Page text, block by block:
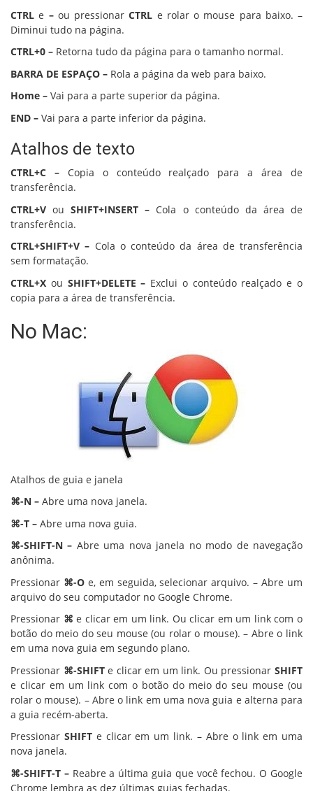
CTRL e –ou pressionarCTRL e rolar o mouse para baixo. –
Diminui tudo na página.
CTRL+0 – Retorna tudo da página para o tamanho normal.
BARRA DE ESPAÇO – Rola a página da web para baixo.
Home – Vai para a parte superior da página.
END – Vai para a parte inferior da página.
Atalhos de texto
CTRL+C – Copia o conteúdo realçado para a área de
transferência.
CTRL+V ouSHIFT+INSERT – Cola o conteúdo da área de
transferência.
CTRL+SHIFT+V – Cola o conteúdo da área de transferência
sem formatação.
CTRL+X ou SHIFT+DELETE – Exclui o conteúdo realçado e o
copia para a área de transferência.
No Mac:
Atalhos de guia e janela
⌘-N – Abre uma nova janela.
⌘-T – Abre uma nova guia.
⌘-SHIFT-N – Abre uma nova janela no modo de navegação
anônima.
Pressionar ⌘-Oe, em seguida, selecionar arquivo. – Abre um
arquivo do seu computador no Google Chrome.
Pressionar ⌘ e clicar em um link. Ou clicar em um link com o
botão do meio do seu mouse (ou rolar o mouse). – Abre o link
em uma nova guia em segundo plano.
Pressionar ⌘-SHIFTe clicar em um link. Ou pressionarSHIFT
e clicar em um link com o botão do meio do seu mouse (ou
rolar o mouse). – Abre o link em uma nova guia e alterna para
a guia recém-aberta.
Pressionar SHIFTe clicar em um link. – Abre o link em uma
nova janela.
⌘-SHIFT-T – Reabre a última guia que você fechou. O Google
Chrome lembra as dez últimas guias fechadas.